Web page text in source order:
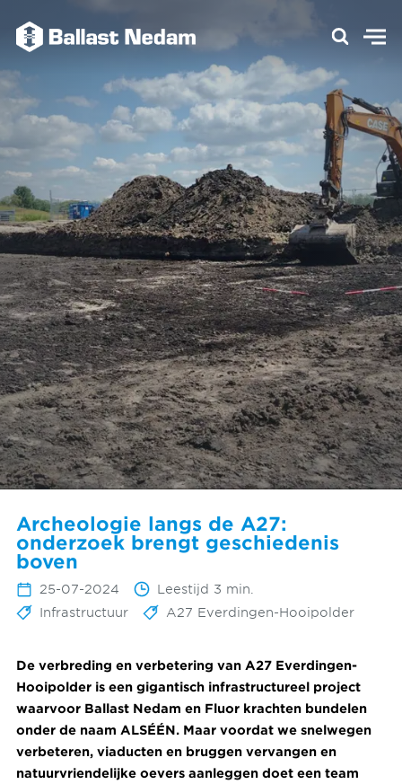
Archeologie langs de A27:
onderzoek brengt geschiedenis
boven
25-07-2024
Leestijd 3 min.
Infrastructuur
A27 Everdingen-Hooipolder
De verbreding en verbetering van A27 Everdingen-
Hooipolder is een gigantisch infrastructureel project
waarvoor Ballast Nedam en Fluor krachten bundelen
onder de naam ALSÉÉN. Maar voordat we snelwegen
verbeteren, viaducten en bruggen vervangen en
natuurvriendelijke oevers aanleggen doet een team